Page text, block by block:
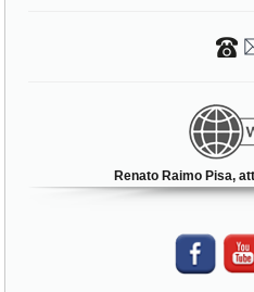
Renato Raimo Pisa,